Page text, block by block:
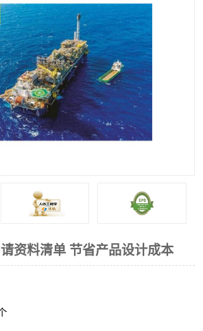
资料清单 节省产品设计成本